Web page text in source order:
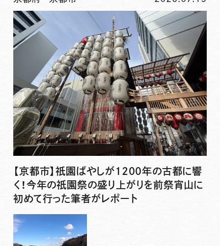
【京都市】祇園ばやしが1200年の古都に響
く！今年の祇園祭の盛り上がりを前祭宵山に
初めて行った筆者がレポート